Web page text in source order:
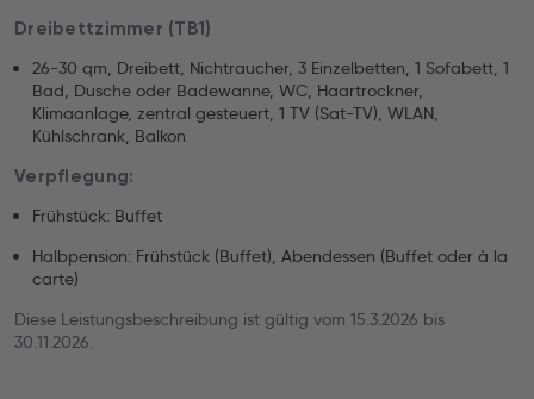
Dreibettzimmer (TB1)
26-30 qm, Dreibett, Nichtraucher, 3 Einzelbetten, 1 Sofabett, 1
Bad, Dusche oder Badewanne, WC, Haartrockner,
Klimaanlage, zentral gesteuert, 1 TV (Sat-TV), WLAN,
Kühlschrank, Balkon
Verpflegung:
Frühstück: Buffet
Halbpension: Frühstück (Buffet), Abendessen (Buffet oder à la
carte)
Diese Leistungsbeschreibung ist gültig vom 15.3.2026 bis
30.11.2026.